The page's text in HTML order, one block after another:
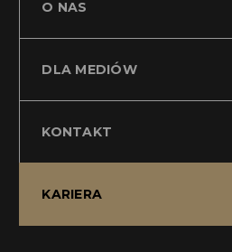
O NAS
DLA MEDIÓW
KONTAKT
KARIERA